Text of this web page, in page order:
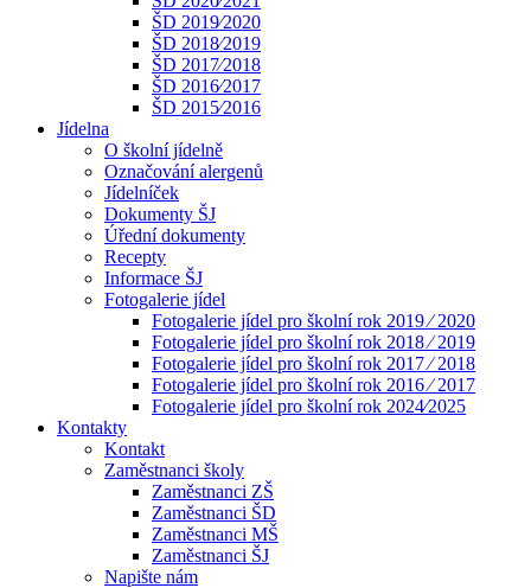
ŠD 2019⁄2020
ŠD 2018⁄2019
ŠD 2017⁄2018
ŠD 2016⁄2017
ŠD 2015⁄2016
Jídelna
O školní jídelně
Označování alergenů
Jídelníček
Dokumenty ŠJ
Úřední dokumenty
Recepty
Informace ŠJ
Fotogalerie jídel
Fotogalerie jídel pro školní rok 2019 ⁄ 2020
Fotogalerie jídel pro školní rok 2018 ⁄ 2019
Fotogalerie jídel pro školní rok 2017 ⁄ 2018
Fotogalerie jídel pro školní rok 2016 ⁄ 2017
Fotogalerie jídel pro školní rok 2024⁄2025
Kontakty
Kontakt
Zaměstnanci školy
Zaměstnanci ZŠ
Zaměstnanci ŠD
Zaměstnanci MŠ
Zaměstnanci ŠJ
Napište nám